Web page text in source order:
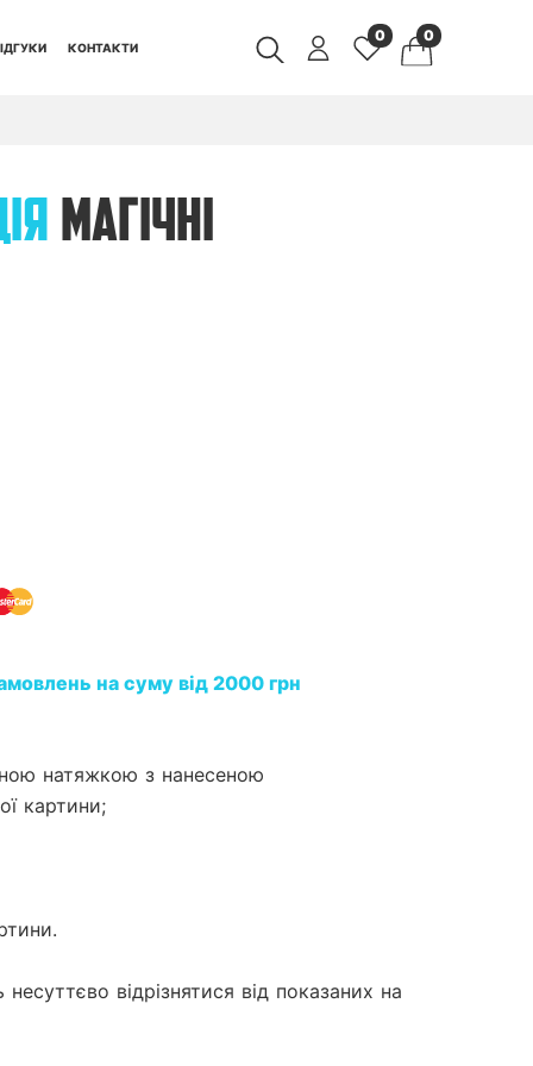
КОНТАКТИ
0 0
МАГІЧНІ
на суму від 2000 грн
натяжкою з нанесеною
картини;
відрізнятися від показаних на